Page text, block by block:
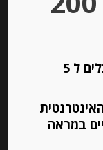
** מוצרי De cecco ו Mutti מוגבלים ל 5
במראה